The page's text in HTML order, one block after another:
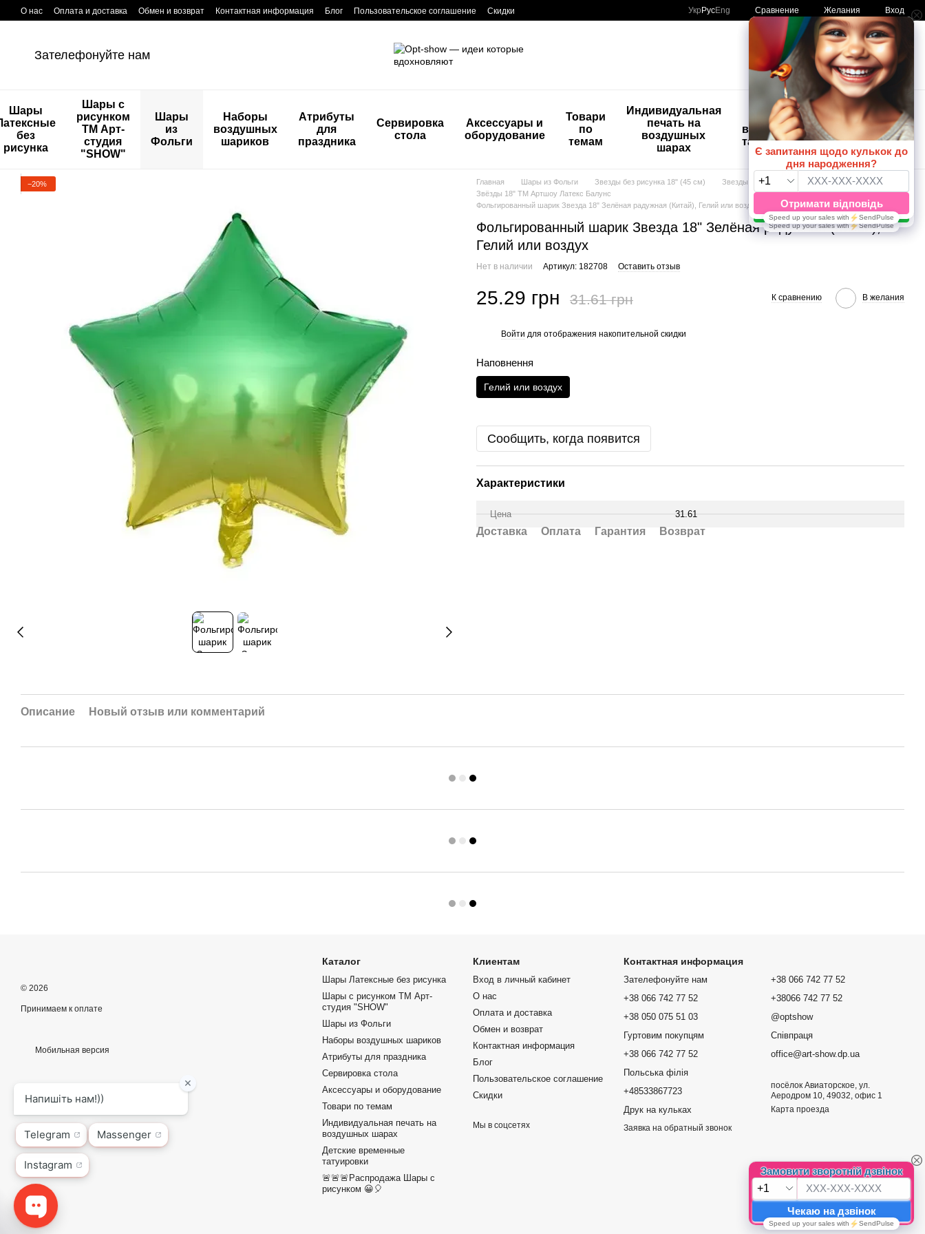
Перейти к основному контенту
О нас Оплата и доставка Обмен и возврат Контактная информация Блог Пользовательское соглашение Скидки Укр РусEng Сравнение Желания Вход
Зателефонуйте нам Мой заказ
Шары
без
рисунка
Шары с
рисунком
ТМ Арт-
студия
"SHOW"
Шары
из
Фольги
Наборы
воздушных
шариков
Атрибуты
для
праздника
Сервировка
стола
Аксессуары и
оборудование
Товари
по
темам
Индивидуальная
печать на
воздушных
шарах
Детские
временные
татуировки
🚨🚨🚨
Распродажа
Шары с
рисунком
😀🎈
−20% Главная Шары из Фольги Звезды без рисунка 18" (45 см)
Звезды 18"
Звёзды 18" ТМ Артшоу Латекс Балунс
Фольгированный шарик Звезда 18" Зелёная радужная (Китай), Гелий или воздух
Фольгированный шарик Звезда 18" Зелёная радужная (Китай),
Гелий или воздух
Нет в наличии Артикул: 182708 Оставить отзыв
25.29 грн 31.61 грн К сравнению В желания
Войти для отображения накопительной скидки
Наповнення
Гелий или воздух
Сообщить, когда появится
Характеристики
Цена 31.61
Доставка Оплата Гарантия Возврат
Описание Новый отзыв или комментарий
© 2026
Принимаем к оплате
Мобильная версия
Каталог
Шары Латексные без рисунка
Шары с рисунком ТМ Арт-
студия "SHOW"
Шары из Фольги
Наборы воздушных шариков
Атрибуты для праздника
Сервировка стола
Аксессуары и оборудование
Товари по темам
Индивидуальная печать на
воздушных шарах
Детские временные
татуировки
🚨🚨🚨Распродажа Шары с
рисунком 😀🎈
Клиентам
Вход в личный кабинет
О нас
Оплата и доставка
Обмен и возврат
Контактная информация
Блог
Пользовательское соглашение
Скидки
Мы в соцсетях
Контактная информация
Зателефонуйте нам
+38 066 742 77 52
+38 050 075 51 03
Гуртовим покупцям
+38 066 742 77 52
Польська філія
+48533867723
Друк на кульках
Заявка на обратный звонок
+38 066 742 77 52
+38066 742 77 52
@optshow
Співпраця
office@art-show.dp.ua
посёлок Авиаторское, ул.
Аеродром 10, 49032, офис 1
Карта проезда